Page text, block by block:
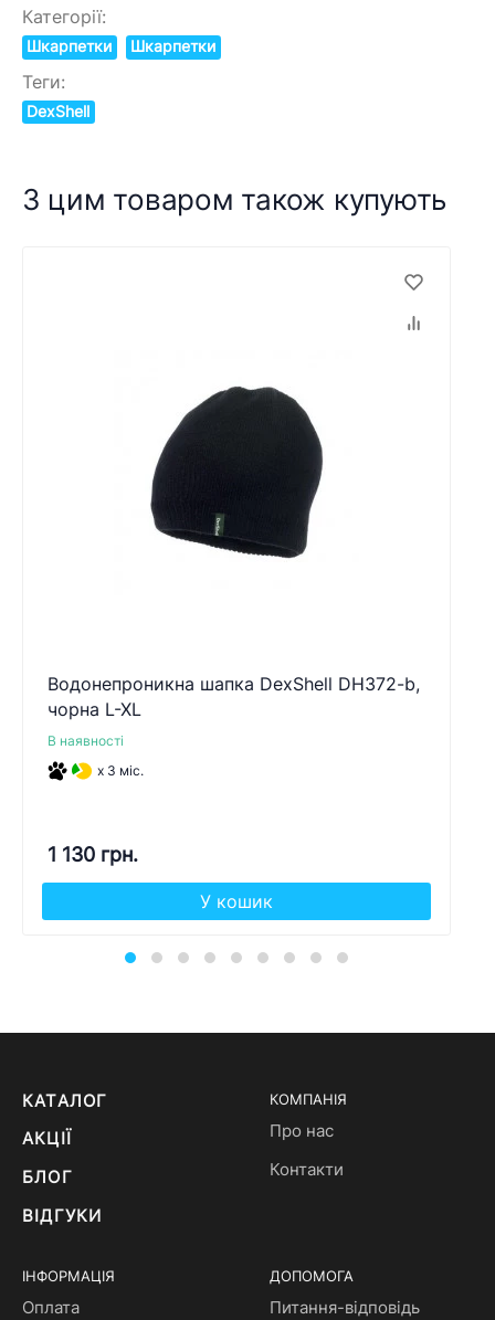
Категорії:
Шкарпетки Шкарпетки
Теги:
DexShell
З цим товаром також купують
Водонепроникна шапка DexShell DH372-b,
чорна L-XL
В наявності
x 3 міс.
1 130 грн.
У кошик
КАТАЛОГ
АКЦІЇ
БЛОГ
ВІДГУКИ
КОМПАНІЯ
Про нас
Контакти
ІНФОРМАЦІЯ
Оплата
ДОПОМОГА
Питання-відповідь